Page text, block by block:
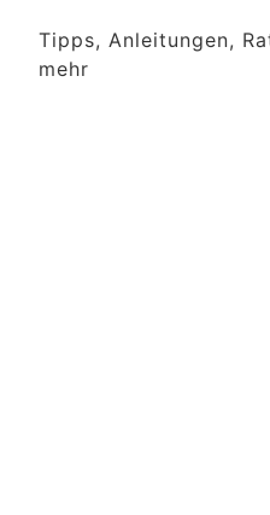
Tipps, Anleitungen,
mehr